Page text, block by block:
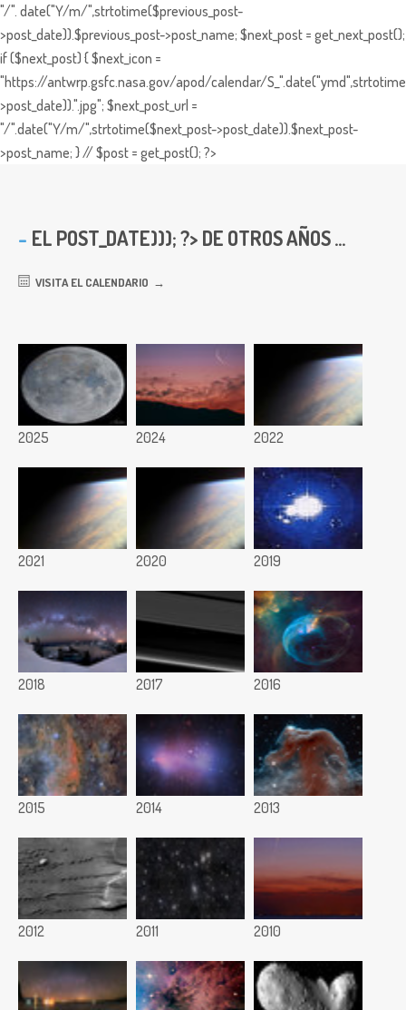
"/". date("Y/m/",strtotime($previous_post-
>post_date)).$previous_post->post_name; $next_post = get_next_post();
if ($next_post) { $next_icon =
"https://antwrp.gsfc.nasa.gov/apod/calendar/
>post_date)).".jpg"; $next_post_url =
"/".date("Y/m/",strtotime($next_post->post_date)).$next_post-
>post_name; } // $post = get_post(); ?>
EL POST_DATE))); ?> DE OTROS AÑOS ...
VISITA EL CALENDARIO
2025 2024 2022
2021 2020 2019
2018 2017 2016
2015 2014 2013
2012 2011 2010